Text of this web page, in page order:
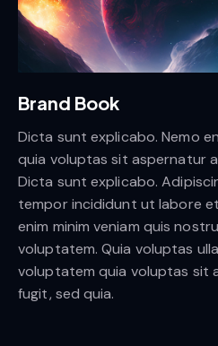
Brand Book
Dicta sunt explicabo. Nemo
quia voluptas sit aspernatur
Dicta sunt explicabo.
tempor incididunt ut labore
enim minim veniam quis
voluptatem. Quia voluptas
voluptatem quia voluptas sit
fugit, sed quia.